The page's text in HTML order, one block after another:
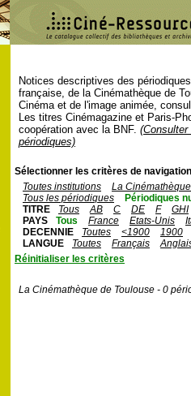
Notices descriptives des
française, de la Cinémathèque de
Cinéma et de l'image animée,
Les titres Cinémagazine et Paris-
coopération avec la BNF.
périodiques)
Sélectionner les critères de
Toutes institutions
La
Tous les périodiques
Périodiques
TITRE
Tous AB C DE F
GHI
PAYS
Tous France Etats-Unis
DECENNIE
Toutes <1900
1900
LANGUE
Toutes Français
Réinitialiser les critères
La Cinémathèque de Toulouse - 0